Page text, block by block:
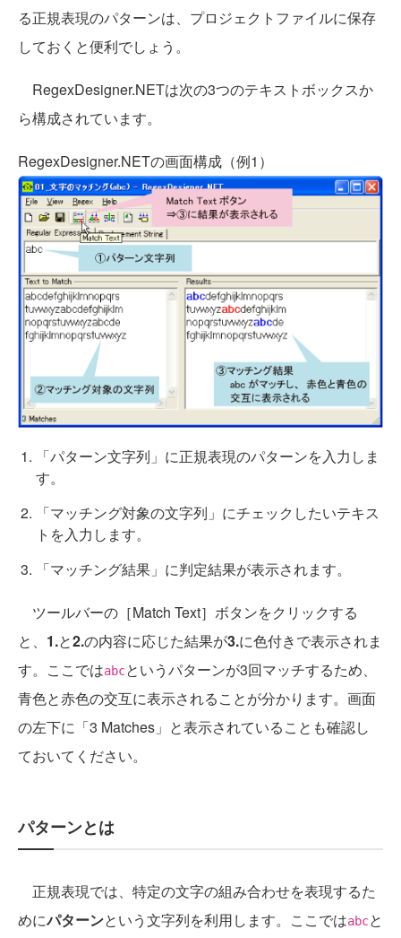
る正規表現のパターンは、プロジェクトファイルに保存
しておくと便利でしょう。
RegexDesigner.NETは次の3つのテキストボックスか
ら構成されています。
RegexDesigner.NETの画面構成（例1）
「パターン文字列」に正規表現のパターンを入力しま
す。
「マッチング対象の文字列」にチェックしたいテキス
トを入力します。
「マッチング結果」に判定結果が表示されます。
ツールバーの［Match Text］ボタンをクリックする
と、 1.と2.の内容に応じた結果が3.に色付きで表示されま
す。ここではabcというパターンが3回マッチするため、
青色と赤色の交互に表示されることが分かります。画面
の左下に「3 Matches」と表示されていることも確認し
ておいてください。
パターンとは
正規表現では、特定の文字の組み合わせを表現するた
めにパターンという文字列を利用します。ここではabcと